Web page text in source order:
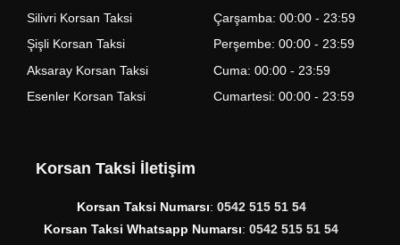
Silivri Korsan Taksi
Şişli Korsan Taksi
Aksaray Korsan Taksi
Esenler Korsan Taksi
Çarşamba: 00:00 - 23:59
Perşembe: 00:00 - 23:59
Cuma: 00:00 - 23:59
Cumartesi: 00:00 - 23:59
Korsan Taksi İletişim
Korsan Taksi Numarsı: 0542 515 51 54
Korsan Taksi Whatsapp Numarsı: 0542 515 51 54